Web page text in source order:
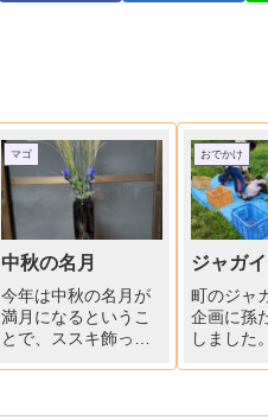
マゴ
中秋の名月
今年は中秋の名月が
満月になるというこ
とで、ススキ飾って
おでかけ
ジャガ
町のジャ
企画に孫
しました